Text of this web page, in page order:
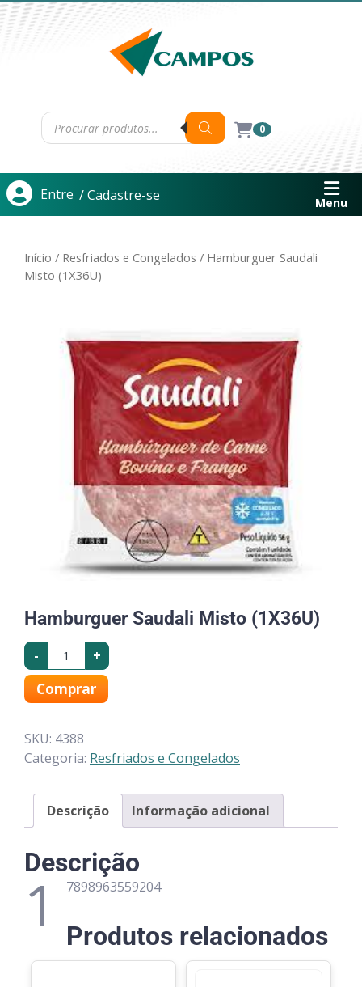
0
Entre / Cadastre-se Menu
Início / Resfriados e Congelados / Hamburguer Saudali
Misto (1X36U)
Hamburguer Saudali Misto (1X36U)
- +
Comprar
SKU: 4388
Categoria: Resfriados e Congelados
Descrição Informação adicional
Descrição
1 7898963559204
Produtos relacionados